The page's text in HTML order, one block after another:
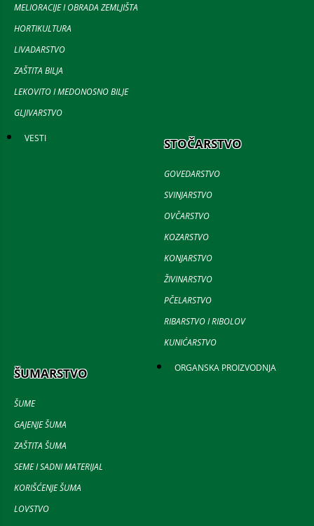
MELIORACIJE I OBRADA ZEMLJIŠTA
HORTIKULTURA
LIVADARSTVO
ZAŠTITA BILJA
LEKOVITO I MEDONOSNO BILJE
GLJIVARSTVO
VESTI STOČARSTVO
GOVEDARSTVO
SVINJARSTVO
OVČARSTVO
KOZARSTVO
KONJARSTVO
ŽIVINARSTVO
PČELARSTVO
RIBARSTVO I RIBOLOV
KUNIĆARSTVO
ŠUMARSTVO
ŠUME
GAJENJE ŠUMA
ZAŠTITA ŠUMA
SEME I SADNI MATERIJAL
KORIŠĆENJE ŠUMA
LOVSTVO
ORGANSKA PROIZVODNJA